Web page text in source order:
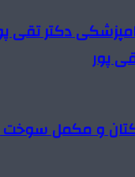
دکتر تقی
پور
اکتان و مکمل